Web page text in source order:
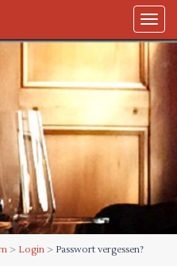
> Login > Passwort vergessen?